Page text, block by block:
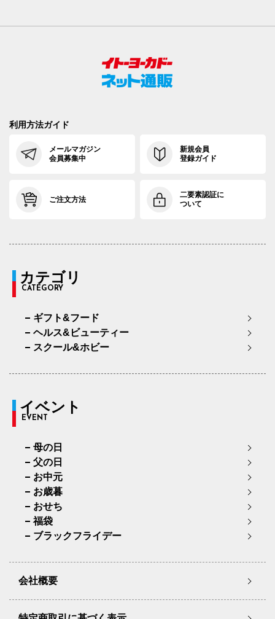
利用方法ガイド
メールマガジン
会員募集中
新規会員
登録ガイド
ご注文方法
二要素認証に
ついて
カテゴリ
CATEGORY
ギフト&フード
ヘルス&ビューティー
スクール&ホビー
イベント
EVENT
母の日
父の日
お中元
お歳暮
おせち
福袋
ブラックフライデー
会社概要